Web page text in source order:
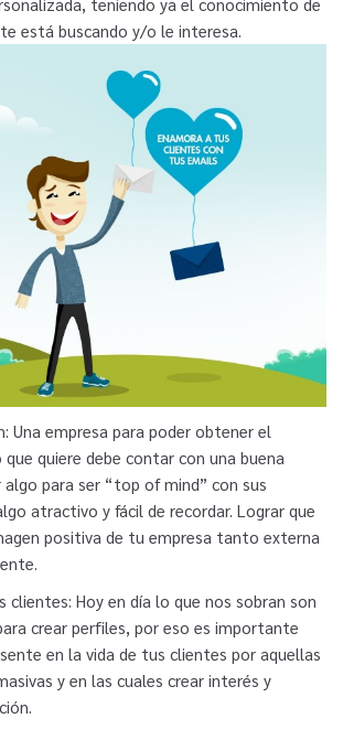
está buscando y/o le interesa.
Una empresa para poder obtener el
quiere debe contar con una buena
algo para ser “top of mind” con sus
atractivo y fácil de recordar. Lograr que
positiva de tu empresa tanto externa
clientes: Hoy en día lo que nos sobran son
crear perfiles, por eso es importante
en la vida de tus clientes por aquellas
y en las cuales crear interés y